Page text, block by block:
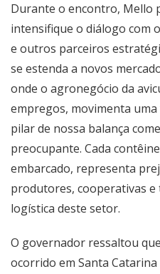
Durante o encontro, Mello
intensifique o diálogo com
e outros parceiros
se estenda a novos
onde o agronegócio da
empregos, movimenta
pilar de nossa balança
preocupante. Cada
embarcado, representa
produtores, cooperativas
logística deste setor.
O governador ressaltou
ocorrido em Santa